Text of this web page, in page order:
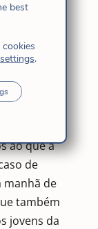
em
ao que a
de
manhã de
também
jovens da
best
settings.